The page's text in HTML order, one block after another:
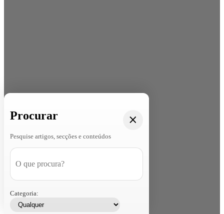
Procurar
Pesquise artigos, secções e conteúdos
Categoria: